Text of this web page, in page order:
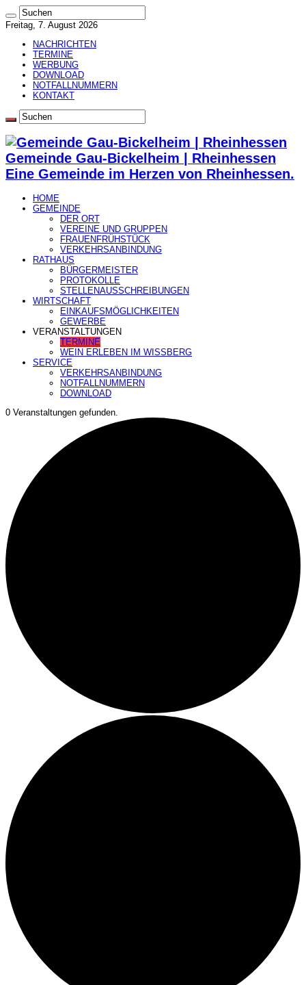
Freitag, 7. August 2026
NACHRICHTEN
TERMINE
WERBUNG
DOWNLOAD
NOTFALLNUMMERN
KONTAKT
Gemeinde Gau-Bickelheim | Rheinhessen
Eine Gemeinde im Herzen von Rheinhessen.
HOME
GEMEINDE
DER ORT
VEREINE UND GRUPPEN
FRAUENFRÜHSTÜCK
VERKEHRSANBINDUNG
RATHAUS
BÜRGERMEISTER
PROTOKOLLE
STELLENAUSSCHREIBUNGEN
WIRTSCHAFT
EINKAUFSMÖGLICHKEITEN
GEWERBE
VERANSTALTUNGEN
TERMINE
WEIN ERLEBEN IM WISSBERG
SERVICE
VERKEHRSANBINDUNG
NOTFALLNUMMERN
DOWNLOAD
0 Veranstaltungen gefunden.